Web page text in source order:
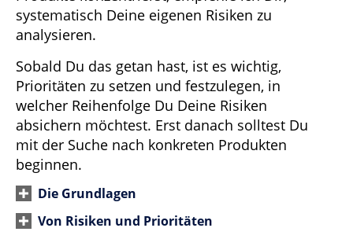
systematisch Deine eigenen Risiken zu
analysieren.
Sobald Du das getan hast, ist es wichtig,
Prioritäten zu setzen und festzulegen, in
welcher Reihenfolge Du Deine Risiken
absichern möchtest. Erst danach solltest Du
mit der Suche nach konkreten Produkten
beginnen.
Die Grundlagen
Von Risiken und Prioritäten